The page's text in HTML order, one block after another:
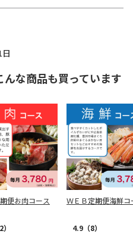
な商品も買っています
便お肉コース
）
ＷＥＢ定期便海鮮コ
4.9 （8）